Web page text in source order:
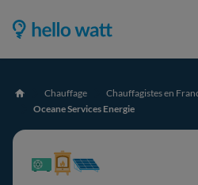
Accueil Chauffage Chauffagistes en
Oceane Services Energie